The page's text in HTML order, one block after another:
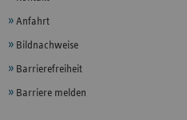
Anfahrt
Bildnachweise
Barrierefreiheit
Barriere melden